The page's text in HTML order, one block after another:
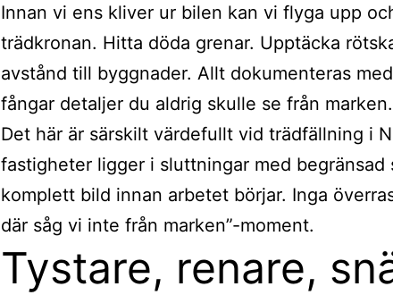
Innan vi ens kliver ur bilen kan vi flyga upp
trädkronan. Hitta döda grenar. Upptäcka
avstånd till byggnader. Allt dokumenteras
fångar detaljer du aldrig skulle se från marken.
Det här är särskilt värdefullt vid trädfällning i
fastigheter ligger i sluttningar med begränsad
komplett bild innan arbetet börjar. Inga
där såg vi inte från marken”-moment.
Tystare, renare,